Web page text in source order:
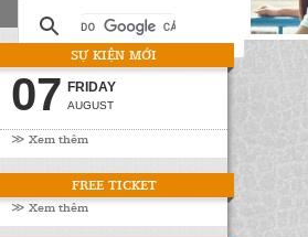
SỰ KIỆN MỚI
07 FRIDAY
AUGUST
≫ Xem thêm
FREE TICKET
≫ Xem thêm